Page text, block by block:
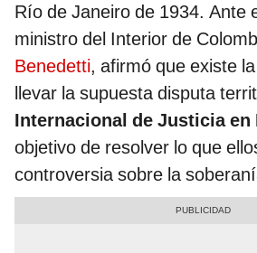
Río de Janeiro de 1934. Ante
ministro del Interior de
Benedetti, afirmó que existe
llevar la supuesta disputa
Internacional de Justicia en
objetivo de resolver lo que
controversia sobre la